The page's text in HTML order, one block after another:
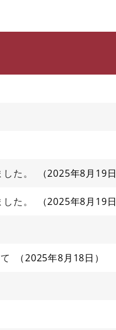
た。 2025年8月19日
た。 2025年8月19日
2025年8月18日